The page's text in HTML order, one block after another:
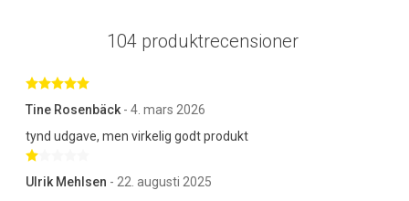
104 produktrecensioner
Betygsatt 5 av 5 stjärnor
Tine Rosenbäck - 4. mars 2026
tynd udgave, men virkelig godt produkt
Ulrik Mehlsen - 22. augusti 2025